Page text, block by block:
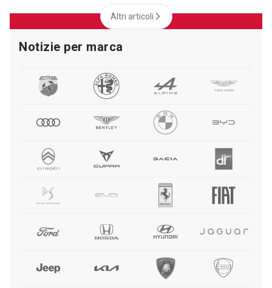
Altri articoli
Notizie per marca